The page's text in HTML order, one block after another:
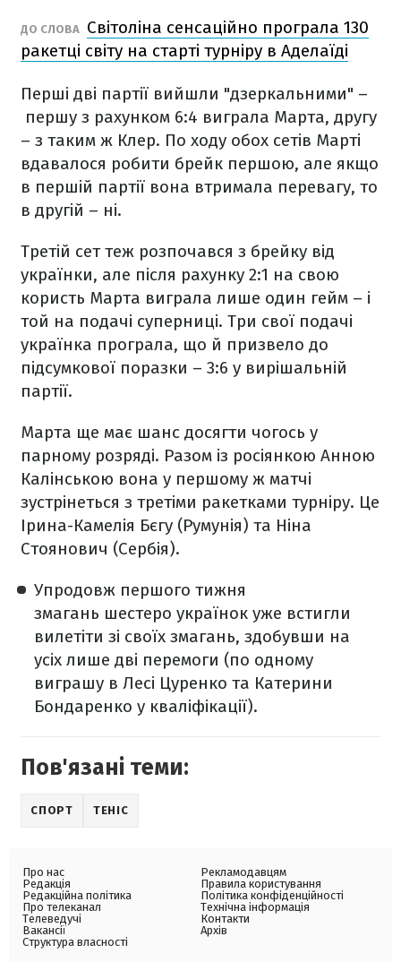
ДО СЛОВА Світоліна сенсаційно програла 130
ракетці світу на старті турніру в Аделаїді
Перші дві партії вийшли "дзеркальними" –
першу з рахунком 6:4 виграла Марта, другу
– з таким ж Клер. По ходу обох сетів Марті
вдавалося робити брейк першою, але якщо
в першій партії вона втримала перевагу, то
в другій – ні.
Третій сет теж розпочався з брейку від
українки, але після рахунку 2:1 на свою
користь Марта виграла лише один гейм – і
той на подачі суперниці. Три свої подачі
українка програла, що й призвело до
підсумкової поразки – 3:6 у вирішальній
партії.
Марта ще має шанс досягти чогось у
парному розряді. Разом із росіянкою Анною
Калінською вона у першому ж матчі
зустрінеться з третіми ракетками турніру. Це
Ірина-Камелія Бєгу (Румунія) та Ніна
Стоянович (Сербія).
Упродовж першого тижня
змагань шестеро українок уже встигли
вилетіти зі своїх змагань, здобувши на
усіх лише дві перемоги (по одному
виграшу в Лесі Цуренко та Катерини
Бондаренко у кваліфікації).
Пов'язані теми:
СПОРТ ТЕНІС
Про нас
Редакція
Редакційна політика
Про телеканал
Телеведучі
Вакансії
Структура власності
Рекламодавцям
Правила користування
Політика конфіденційності
Технічна інформація
Контакти
Архів